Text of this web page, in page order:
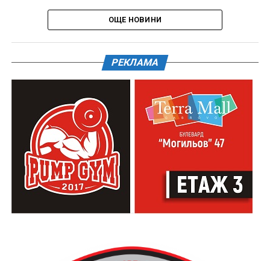
ОЩЕ НОВИНИ
РЕКЛАМА